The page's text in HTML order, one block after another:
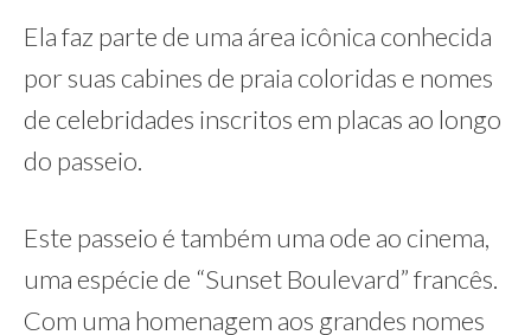
Ela faz parte de uma área icônica conhecida
por suas cabines de praia coloridas e nomes
de celebridades inscritos em placas ao longo
do passeio.
Este passeio é também uma ode ao cinema,
uma espécie de “Sunset Boulevard” francês.
Com uma homenagem aos grandes nomes